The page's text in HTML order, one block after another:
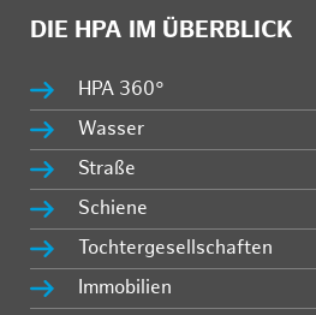
DIE HPA IM ÜBERBLICK
HPA 360°
Wasser
Straße
Schiene
Tochtergesellschaften
Immobilien